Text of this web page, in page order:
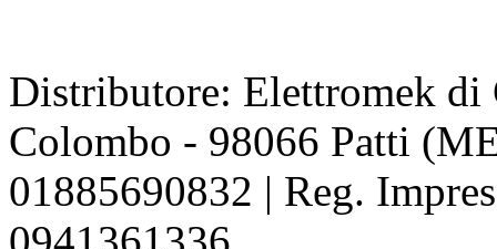
Distributore: Elettromek di
Colombo - 98066 Patti
01885690832 | Reg.